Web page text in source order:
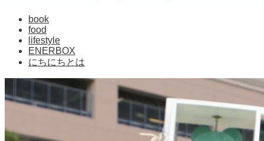
book
food
lifestyle
ENERBOX
にちにちとは